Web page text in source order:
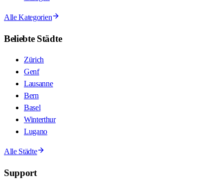
Alle Kategorien
Beliebte Städte
Zürich
Genf
Lausanne
Bern
Basel
Winterthur
Lugano
Alle Städte
Support